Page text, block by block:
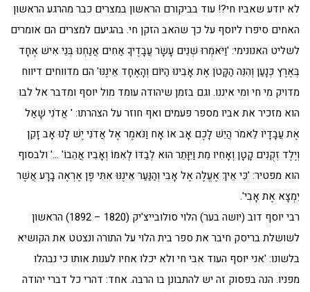
לא יודע שאביו חי?! עוד בביקורם הראשון במצרים כבר מהרגע הראשון
האחים סיפרו ליוסף על כך שהאב הזקן חי. בהגיעם למצרים הם אומרים
לשליט האנונימי: 'וַיֹּאמְרוּ שְׁנֵים עָשָׂר עֲבָדֶיךָ אַחִים אֲנַחְנוּ בְּנֵי אִישׁ אֶחָד
בְּאֶרֶץ כְּנָעַן וְהִנֵּה הַקָּטֹן אֶת אָבִינוּ הַיּוֹם וְהָאֶחָד אֵינֶנּוּ' הם מדווחים דיווח
מדויק מי חי ומי איננו. וגם בזמן שיהודה עומד מול יוסף ומדבר אל לבו
הוא מזכיר את אביו מספר פעמים ואף חוזר על הצהרתו: ' אֲדֹנִי שָׁאַל
אֶת עֲבָדָיו לֵאמֹר הֲיֵשׁ לָכֶם אָב אוֹ אָח וַנֹּאמֶר אֶל אֲדֹנִי יֶשׁ לָנוּ אָב זָקֵן
וְיֶלֶד זְקֻנִים קָטָן וְאָחִיו מֵת וַיִּוָּתֵר הוּא לְבַדּוֹ לְאִמּוֹ וְאָבִיו אֲהֵבוֹ' …' ולבסוף
הוא מפטיר: 'כִּי אֵיךְ אֶעֱלֶה אֶל אָבִי וְהַנַּעַר אֵינֶנּוּ אִתִּי פֶּן אֶרְאֶה בָרָע אֲשֶׁר
יִמְצָא אֶת אָבִי'.
רבי יוסף דוב (יושה בער) הלוי סולובייצ'יק (1820 – 1892) הראשון
לשושלת בריסק חיבר את ספר בית הלוי על התורה ונצטט את הקושיא
בלשונו: 'אני יוסף העוד אבי חי ולא יכלו אחיו לענות אותו כי נבהלו
מפניו. הנה בפסוק זה יש להתבונן בו הרבה. אחד: דהרי כל דברי יהודה